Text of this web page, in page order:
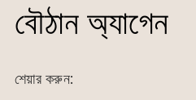
বৌঠান অ্যাগেন
শেয়ার করুন: